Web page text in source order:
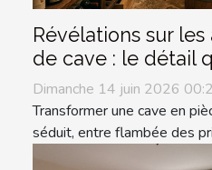
Révélations sur
de cave : le détail
Dimanche 14 juin 2026
Transformer une cave en
séduit, entre flambée des